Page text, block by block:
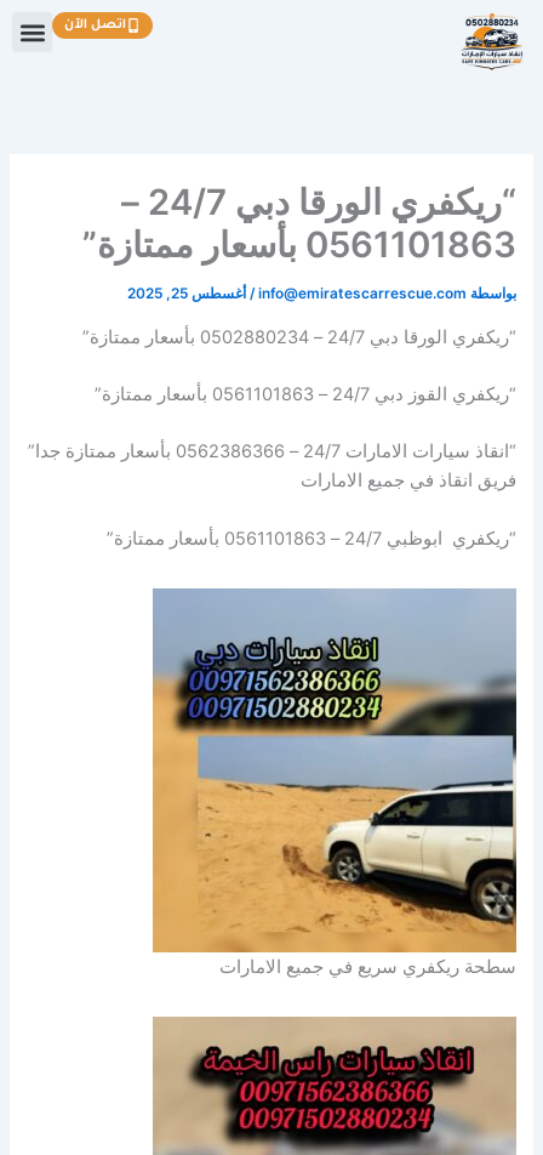
تخطي
إلى
المحتوى
اتصل الآن
“ريكفري الورقا دبي 24/7 –
0561101863 بأسعار ممتازة”
بواسطة info@emiratescarrescue.com
/ أغسطس 25, 2025
“ريكفري الورقا دبي 24/7 – 0502880234 بأسعار ممتازة”
“ريكفري القوز دبي 24/7 – 0561101863 بأسعار ممتازة”
“انقاذ سيارات الامارات 24/7 – 0562386366 بأسعار ممتازة جدا”
فريق انقاذ في جميع الامارات
“ريكفري ابوظبي 24/7 – 0561101863 بأسعار ممتازة”
سطحة ريكفري سريع في جميع الامارات